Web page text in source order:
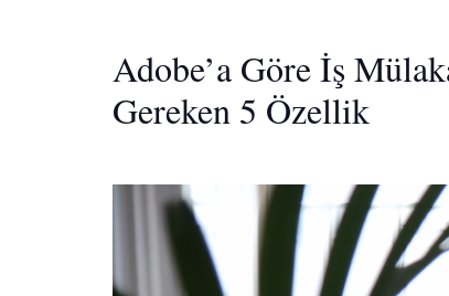
Adobe’a Göre İş
Gereken 5 Özellik